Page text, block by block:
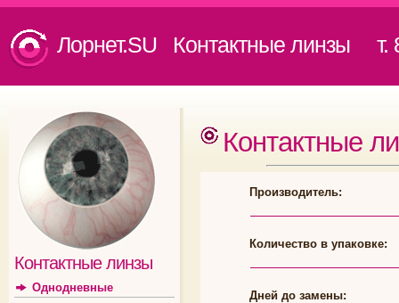
Лорнет.SU Контактные линзы т.
Контактные линзы
Однодневные
Контактные
Производитель:
Количество в упаковке:
Дней до замены: